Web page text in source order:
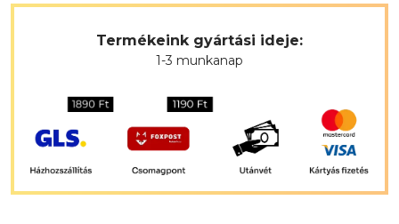
Termékeink gyártási ideje:
1-3 munkanap